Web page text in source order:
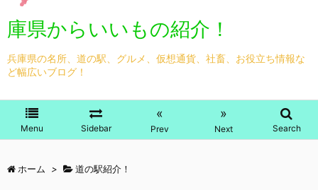
庫県からいいもの紹介！
兵庫県の名所、道の駅、グルメ、仮想通貨、社畜、お役立ち情報な
ど幅広いブログ！
Menu Sidebar
«
Prev
»
Next Search
ホーム > 道の駅紹介！